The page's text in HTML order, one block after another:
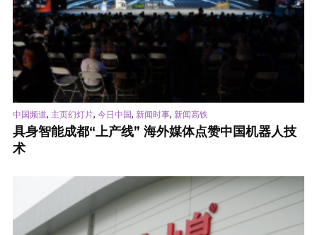
中国频道, 主页幻灯片, 今日中国, 新闻时事, 新闻高铁
具身智能成都“上产线” 海外媒体点赞中国机器人技
术